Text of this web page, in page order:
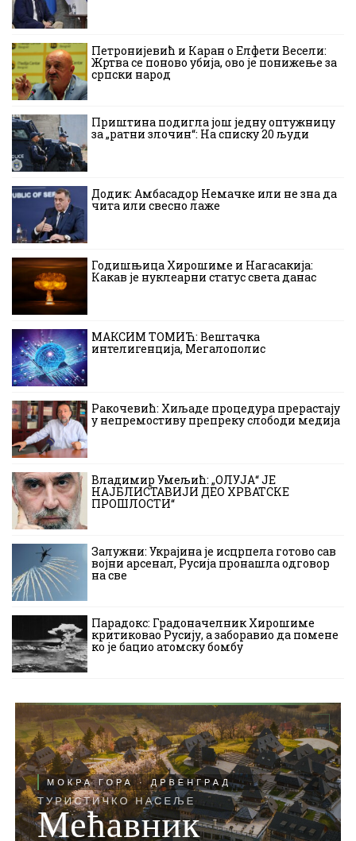
Петронијевић и Каран о Елфети Весели:
Жртва се поново убија, ово је понижење за
српски народ
Приштина подигла још једну оптужницу
за „ратни злочин“: На списку 20 људи
Додик: Амбасадор Немачке или не зна да
чита или свесно лаже
Годишњица Хирошиме и Нагасакија:
Какав је нуклеарни статус света данас
МАКСИМ ТОМИЋ: Вештачка
интелигенција, Мегалополис
Ракочевић: Хиљаде процедура прерастају
у непремостиву препреку слободи медија
Владимир Умељић: „ОЛУЈА“ ЈЕ
НАЈБЛИСТАВИЈИ ДЕО ХРВАТСКЕ
ПРОШЛОСТИ“
Залужни: Украјина је исцрпела готово сав
војни арсенал, Русија пронашла одговор
на све
Парадокс: Градоначелник Хирошиме
критиковао Русију, а заборавио да помене
ко је бацио атомску бомбу